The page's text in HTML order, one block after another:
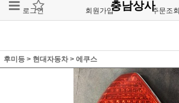
로그인 회원가입 주문조회
충남상사
후미등 > 현대자동차> 에쿠스